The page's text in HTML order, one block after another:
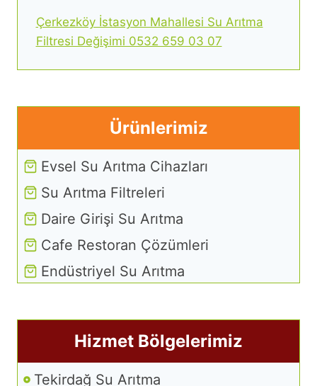
Çerkezköy İstasyon Mahallesi Su Arıtma
Filtresi Değişimi 0532 659 03 07
Ürünlerimiz
Evsel Su Arıtma Cihazları
Su Arıtma Filtreleri
Daire Girişi Su Arıtma
Cafe Restoran Çözümleri
Endüstriyel Su Arıtma
Hizmet Bölgelerimiz
Tekirdağ Su Arıtma